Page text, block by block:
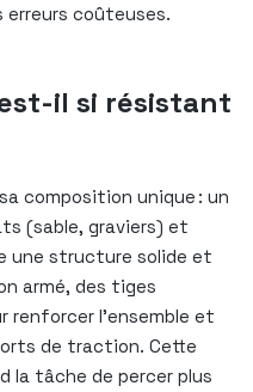
coûteuses.
il si résistant
composition unique : un
(sable, graviers) et
une structure solide et
armé, des tiges
l’ensemble et
de traction. Cette
la tâche de percer plus